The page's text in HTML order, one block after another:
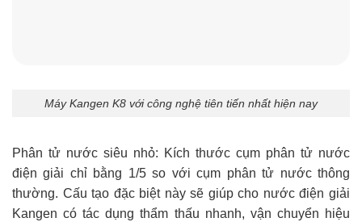
Máy Kangen K8 với công nghệ tiên tiến nhất hiện nay
Phân tử nước siêu nhỏ: Kích thước cụm phân tử nước
điện giải chỉ bằng 1/5 so với cụm phân tử nước thông
thường. Cấu tạo đặc biệt này sẽ giúp cho nước điện giải
Kangen có tác dụng thẩm thấu nhanh, vận chuyển hiệu